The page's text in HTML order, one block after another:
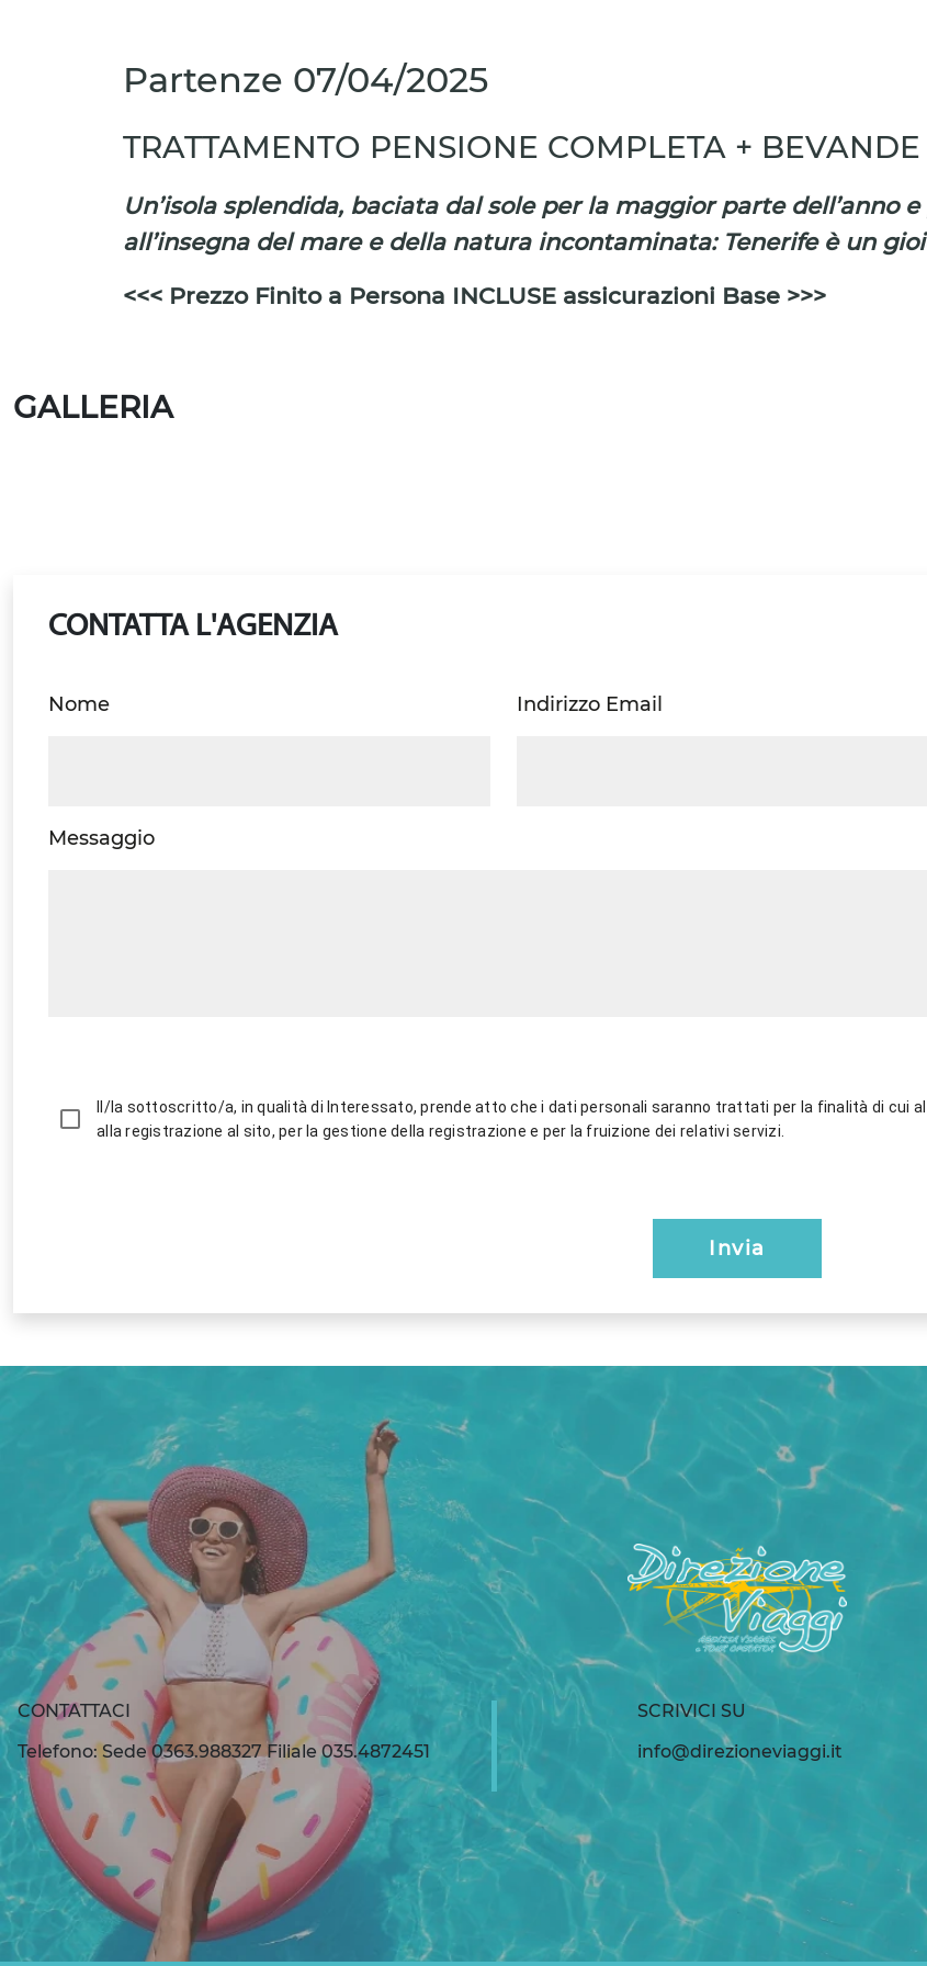
Partenze 07/04/2025
TRATTAMENTO PENSIONE COMPLETA + BEVANDE
Un’isola splendida, baciata dal sole per la maggior parte dell’anno
all’insegna del mare e della natura incontaminata: Tenerife è un
<<< Prezzo Finito a Persona INCLUSE assicurazioni Base >>>
GALLERIA
CONTATTA L'AGENZIA
Nome Indirizzo Email
Messaggio
Il/la sottoscritto/a, in qualità di Interessato, prende atto che i dati personali saranno trattati per la finalità di cui
alla registrazione al sito, per la gestione della registrazione e per la fruizione dei relativi servizi.
Invia
CONTATTACI
Telefono: Sede 0363.988327 Filiale 035.4872451
SCRIVICI SU
info@direzioneviaggi.it